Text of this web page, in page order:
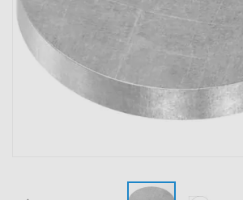
ons voorop, want we
goede relatie met onze
verschil maakt.